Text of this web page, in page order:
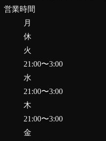
営業時間
月
休
火
21:00〜3:00
水
21:00〜3:00
木
21:00〜3:00
金